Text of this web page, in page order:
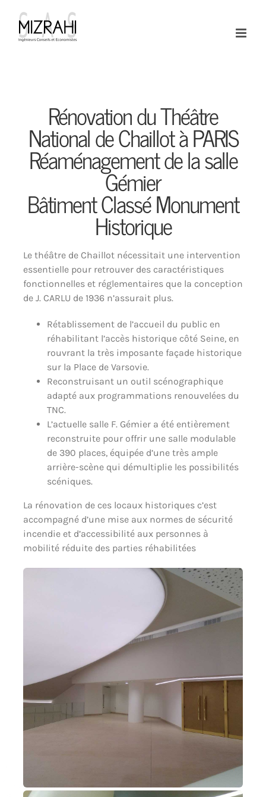
contenu
Rénovation du Théâtre
National de Chaillot à PARIS
Réaménagement de la salle
Gémier
Bâtiment Classé Monument
Historique
Le théâtre de Chaillot nécessitait une intervention
essentielle pour retrouver des caractéristiques
fonctionnelles et réglementaires que la conception
de J. CARLU de 1936 n’assurait plus.
Rétablissement de l’accueil du public en
réhabilitant l’accès historique côté Seine, en
rouvrant la très imposante façade historique
sur la Place de Varsovie.
Reconstruisant un outil scénographique
adapté aux programmations renouvelées du
TNC.
L’actuelle salle F. Gémier a été entièrement
reconstruite pour offrir une salle modulable
de 390 places, équipée d’une très ample
arrière-scène qui démultiplie les possibilités
scéniques.
La rénovation de ces locaux historiques c’est
accompagné d’une mise aux normes de sécurité
incendie et d’accessibilité aux personnes à
mobilité réduite des parties réhabilitées